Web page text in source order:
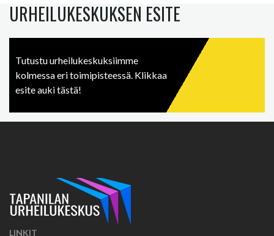
URHEILUKESKUKSEN ESITE
Tutustu urheilukeskuksiimme
kolmessa eri toimipisteessä. Klikkaa
esite auki tästä!
LINKIT